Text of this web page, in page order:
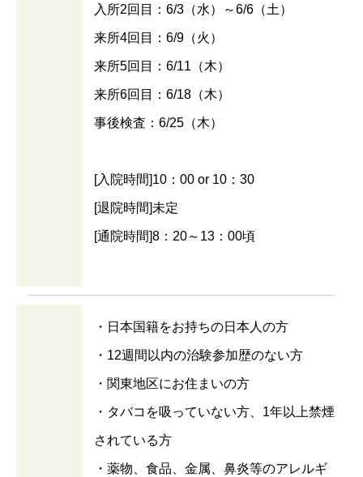
入所2回目：6/3（水）～6/6（土）
来所4回目：6/9（火）
来所5回目：6/11（木）
来所6回目：6/18（木）
事後検査：6/25（木）
[入院時間]10：00 or 10：30
[退院時間]未定
[通院時間]8：20～13：00頃
・日本国籍をお持ちの日本人の方
・12週間以内の治験参加歴のない方
・関東地区にお住まいの方
・タバコを吸っていない方、1年以上禁煙
されている方
・薬物、食品、金属、鼻炎等のアレルギ